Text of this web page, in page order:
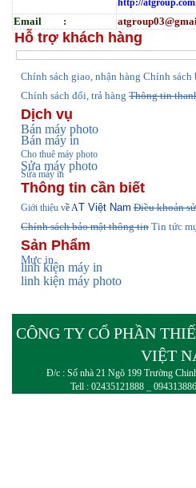
http://
Email :
Hỗ trợ khách hàng
Chính sách giao, nhận hàng Chính sách
Chính sách đổi, trả hàng Thông tin
Dịch vụ
Bán máy photo
Bán máy in
Cho thuê máy photo
Sửa máy photo
Sửa máy in
Thông tin cần biết
Giới thiệu về AT Việt Nam Điều khoản
Chính sách bảo mật thông tin Tin tức
Sản Phẩm
Mực in
linh kiện máy in
linh kiện máy photo
CÔNG TY CỔ PHẦN
VIỆT
Đ/c : Số nhà 21 Ngõ 199 Trường
Tell : 02435121888 _